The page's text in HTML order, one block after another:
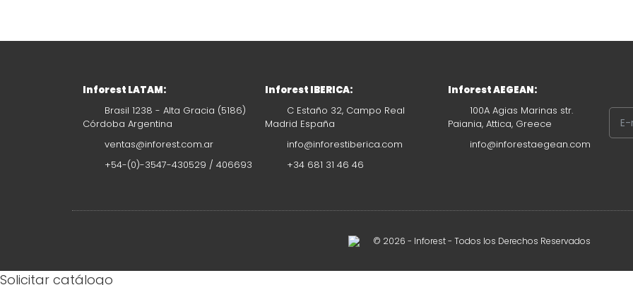
Inforest LATAM:
Brasil 1238 - Alta Gracia (5186)
Córdoba Argentina
ventas@inforest.com.ar
+54-(0)-3547-430529 / 406693
Inforest IBERICA:
C Estaño 32, Campo Real
Madrid España
info@inforestiberica.com
+34 681 31 46 46
Inforest AEGEAN:
100A Agias Marinas str.
Paiania, Attica, Greece
info@inforestaegean.com
© 2026 - Inforest - Todos los Derechos Reservados
Solicitar catálogo